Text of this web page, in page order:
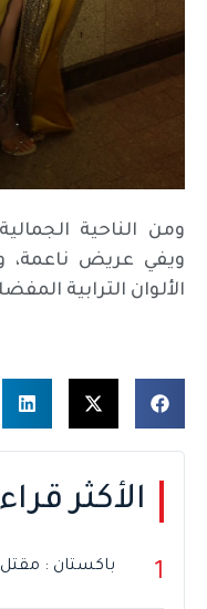
ومن الناحية
ويفي عريض ناعمة،
الألوان الترابية
الأكثر
1 باكستان : مقتل 34 عاملاً بانفجار منجم